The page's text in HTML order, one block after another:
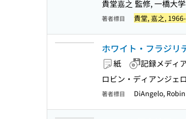
貴堂嘉之 監修, 一橋大
著者標目 貴堂, 嘉之, 1966-
ホワイト・フラジリ
紙 記録メディ
ロビン・ディアンジェ
著者標目 DiAngelo,